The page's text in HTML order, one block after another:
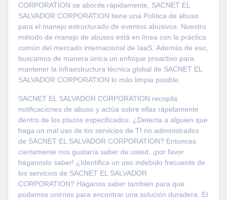
CORPORATION se aborde rápidamente, SACNET EL
SALVADOR CORPORATION tiene una Política de abuso
para el manejo estructurado de eventos abusivos. Nuestro
método de manejo de abusos está en línea con la práctica
común del mercado internacional de IaaS. Además de eso,
buscamos de manera única un enfoque proactivo para
mantener la infraestructura técnica global de SACNET EL
SALVADOR CORPORATION lo más limpia posible.
SACNET EL SALVADOR CORPORATION recopila
notificaciones de abuso y actúa sobre ellas rápidamente
dentro de los plazos especificados. ¿Detecta a alguien que
haga un mal uso de los servicios de TI no administrados
de SACNET EL SALVADOR CORPORATION? Entonces
ciertamente nos gustaría saber de usted, ¡por favor
háganoslo saber! ¿Identifica un uso indebido frecuente de
los servicios de SACNET EL SALVADOR
CORPORATION? Háganos saber también para que
podamos unirnos para encontrar una solución duradera. El